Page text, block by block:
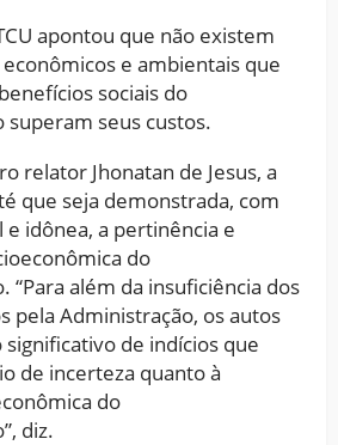
apontou que não existem
e ambientais que
sociais do
seus custos.
relator Jhonatan de Jesus, a
que seja demonstrada, com
e idônea, a pertinência e
do
além da insuficiência dos
pela Administração, os autos
de indícios que
de incerteza quanto à
do
diz.